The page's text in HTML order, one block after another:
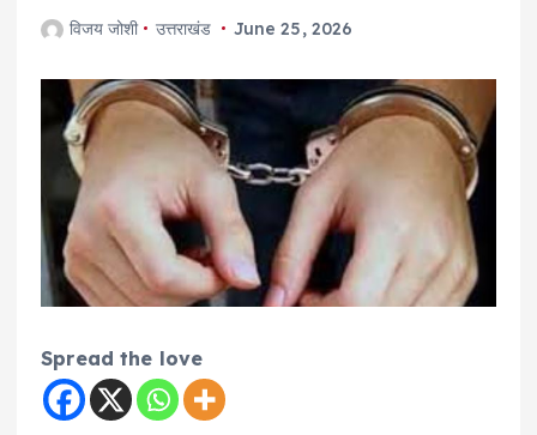
विजय जोशी उत्तराखंड June 25, 2026
Spread the love